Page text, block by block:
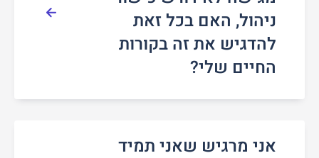
ניהול, האם בכל זאת
להדגיש את זה בקורות
החיים שלי?
אני מרגיש שאני תמיד